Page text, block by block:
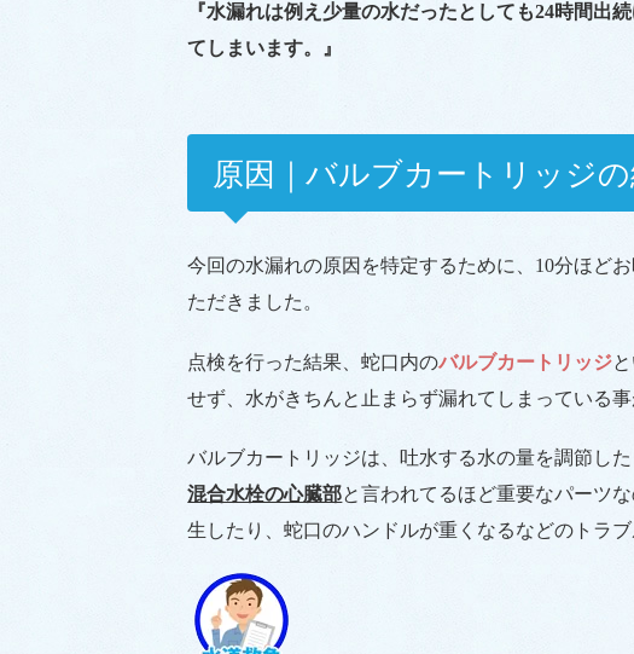
『水漏れは例え少量の水だったとしても24時間出
てしまいます。』
原因｜バルブカートリッジ
今回の水漏れの原因を特定するために、10分ほど
ただきました。
点検を行った結果、蛇口内のバルブカートリッジ
せず、水がきちんと止まらず漏れてしまっている事
バルブカートリッジは、吐水する水の量を調節し
混合水栓の心臓部と言われてるほど重要なパーツ
生したり、蛇口のハンドルが重くなるなどのトラブ